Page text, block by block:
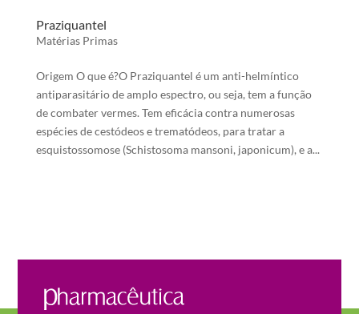
Praziquantel
Matérias Primas
Origem O que é?O Praziquantel é um anti-helmíntico
antiparasitário de amplo espectro, ou seja, tem a função
de combater vermes. Tem eficácia contra numerosas
espécies de cestódeos e trematódeos, para tratar a
esquistossomose (Schistosoma mansoni, japonicum), e a...